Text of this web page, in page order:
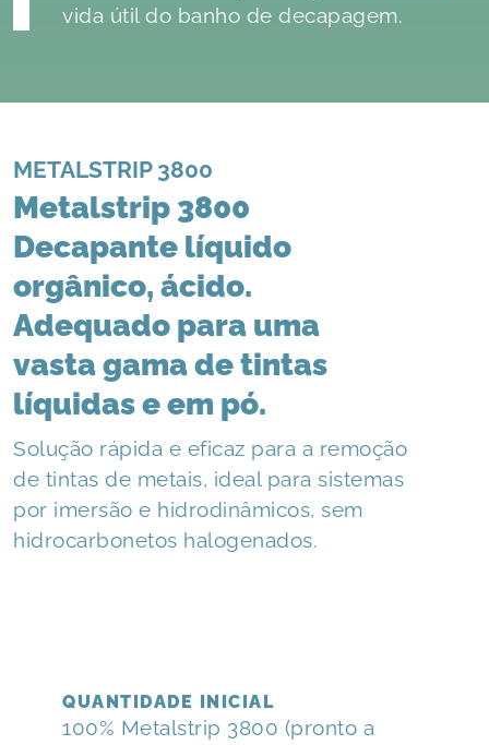
vida útil do banho de decapagem.
METALSTRIP 3800
Metalstrip 3800
Decapante líquido
orgânico, ácido.
Adequado para uma
vasta gama de tintas
líquidas e em pó.
Solução rápida e eficaz para a remoção
de tintas de metais, ideal para sistemas
por imersão e hidrodinâmicos, sem
hidrocarbonetos halogenados.
QUANTIDADE INICIAL
100% Metalstrip 3800 (pronto a